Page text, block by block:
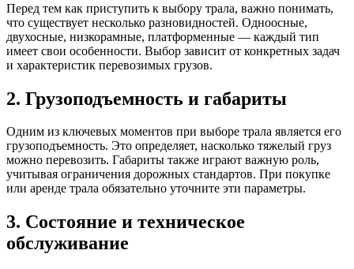
Перед тем как приступить к выбору трала, важно понимать,
что существует несколько разновидностей. Одноосные,
двухосные, низкорамные, платформенные — каждый тип
имеет свои особенности. Выбор зависит от конкретных задач
и характеристик перевозимых грузов.
2. Грузоподъемность и габариты
Одним из ключевых моментов при выборе трала является его
грузоподъемность. Это определяет, насколько тяжелый груз
можно перевозить. Габариты также играют важную роль,
учитывая ограничения дорожных стандартов. При покупке
или аренде трала обязательно уточните эти параметры.
3. Состояние и техническое
обслуживание